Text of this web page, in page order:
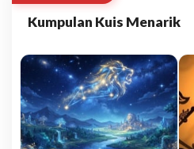
Kumpulan Kuis Menarik